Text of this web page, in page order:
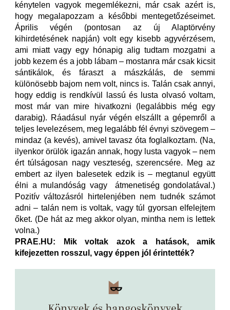
kénytelen vagyok megemlékezni, már csak azért is,
hogy megalapozzam a későbbi mentegetőzéseimet.
Április végén (pontosan az új Alaptörvény
kihirdetésének napján) volt egy kisebb agyvérzésem,
ami miatt vagy egy hónapig alig tudtam mozgatni a
jobb kezem és a jobb lábam – mostanra már csak kicsit
sántikálok, és fáraszt a mászkálás, de semmi
különösebb bajom nem volt, nincs is. Talán csak annyi,
hogy eddig is rendkívül lassú és lusta olvasó voltam,
most már van mire hivatkozni (legalábbis még egy
darabig). Ráadásul nyár végén elszállt a gépemről a
teljes levelezésem, meg legalább fél évnyi szövegem –
mindaz (a kevés), amivel tavasz óta foglalkoztam. (Na,
ilyenkor örülök igazán annak, hogy lusta vagyok – nem
ért túlságosan nagy veszteség, szerencsére. Meg az
embert az ilyen balesetek edzik is – megtanul együtt
élni a mulandóság vagy
átmenetiség gondolatával.)
Pozitív változásról hirtelenjében nem tudnék számot
adni – talán nem is voltak, vagy túl gyorsan elfelejtem
őket. (De hát az meg akkor olyan, mintha nem is lettek
volna.)
PRAE.HU: Mik voltak azok a hatások, amik
kifejezetten rosszul, vagy éppen jól érintették?